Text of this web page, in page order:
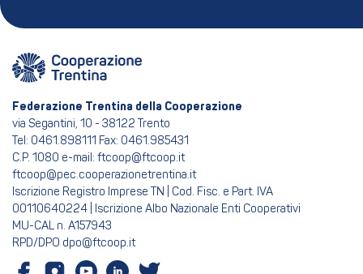
Federazione Trentina della Cooperazione
via Segantini, 10 - 38122 Trento
Tel: 0461.898111 Fax: 0461.985431
C.P. 1080 e-mail: ftcoop@ftcoop.it
ftcoop@pec.cooperazionetrentina.it
Iscrizione Registro Imprese TN | Cod. Fisc. e Part. IVA
00110640224 | Iscrizione Albo Nazionale Enti Cooperativi
MU-CAL n. A157943
RPD/DPO dpo@ftcoop.it